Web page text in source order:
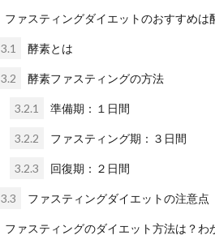
ファスティングダイエットのおすすめは
3.1 酵素とは
3.2 酵素ファスティングの方法
3.2.1 準備期：１日間
3.2.2 ファスティング期：３日間
3.2.3 回復期：２日間
3.3 ファスティングダイエットの注意点
ファスティングのダイエット方法は？